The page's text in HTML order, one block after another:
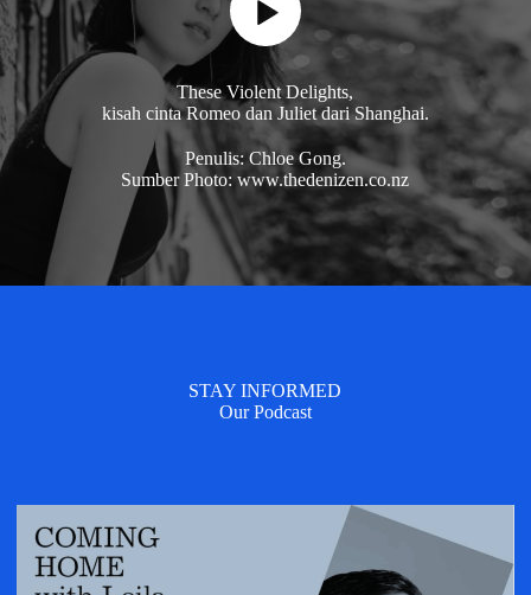
These Violent Delights,
kisah cinta Romeo dan Juliet dari Shanghai.
Penulis: Chloe Gong.
Sumber Photo: www.thedenizen.co.nz
STAY INFORMED
Our Podcast